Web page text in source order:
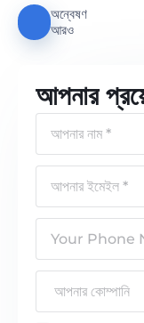
অন্বেষণ
আরও
আপনার